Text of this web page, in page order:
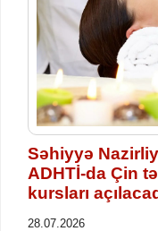
Səhiyyə
ADHTİ-da Çin
kursları
28.07.2026